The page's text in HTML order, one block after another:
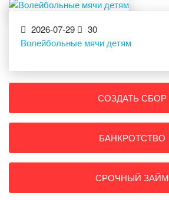
2026-07-29
30
Волейбольные мячи детям
СОЗДАТЬ СБОР
БАНКРОТСТВО
СРОЧНЫЙ ЗАЙМ